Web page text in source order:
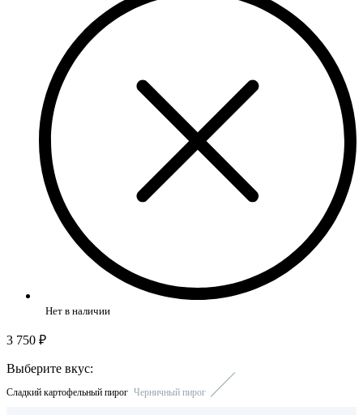
Нет в наличии
3 750 ₽
Выберите вкус:
Сладкий картофельный пирог Черничный пирог